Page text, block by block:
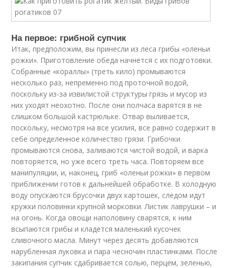
На первое: грибной супчик
Итак, предположим, вы принесли из леса грибы «оленьи
рожки». Приготовление обеда начнется с их подготовки.
Собранные «кораллы» (треть кило) промываются
несколько раз, непременно под проточной водой,
поскольку из-за извилистой структуры грязь и мусор из
них уходят неохотно. После они полчаса варятся в не
слишком большой кастрюльке. Отвар выливается,
поскольку, несмотря на все усилия, все равно содержит в
себе определенное количество грязи. Грибочки
промываются снова, заливаются чистой водой, и варка
повторяется, но уже всего треть часа. Повторяем все
манипуляции, и, наконец, гриб «оленьи рожки» в первом
приближении готов к дальнейшей обработке. В холодную
воду опускаются брусочки двух картошек, следом идут
кружки половинки крупной морковки. Листик лаврушки – и
на огонь. Когда овощи наполовину сварятся, к ним
всыпаются грибы и кладется маленький кусочек
сливочного масла. Минут через десять добавляются
нарубленная луковка и пара чесночин пластинками. После
закипания супчик сдабривается солью, перцем, зеленью,